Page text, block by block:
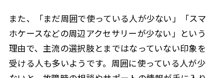
また、「まだ周囲で使っている人が少ない」「スマ
ホケースなどの周辺アクセサリーが少ない」という
理由で、主流の選択肢とまではなっていない印象を
受ける人も多いようです。周囲に使っている人が少